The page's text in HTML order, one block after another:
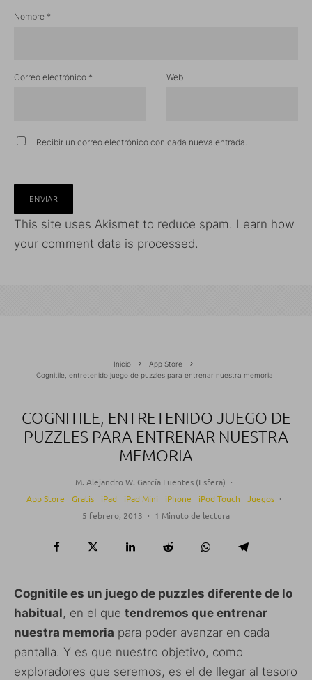
Nombre *
Correo electrónico * Web
Recibir un correo electrónico con cada nueva entrada.
This site uses Akismet to reduce spam. Learn how
your comment data is processed.
Inicio
App Store
Cognitile, entretenido juego de puzzles para entrenar nuestra memoria
COGNITILE, ENTRETENIDO JUEGO DE
PUZZLES PARA ENTRENAR NUESTRA
MEMORIA
M. Alejandro W. García Fuentes (Esfera) ·
App Store
Gratis iPad iPad Mini iPhone iPod Touch Juegos ·
5 febrero, 2013 · 1 Minuto de lectura
Cognitile es un juego de puzzles diferente de lo
habitual, en el que tendremos que entrenar
nuestra memoria para poder avanzar en cada
pantalla. Y es que nuestro objetivo, como
exploradores que seremos, es el de llegar al tesoro